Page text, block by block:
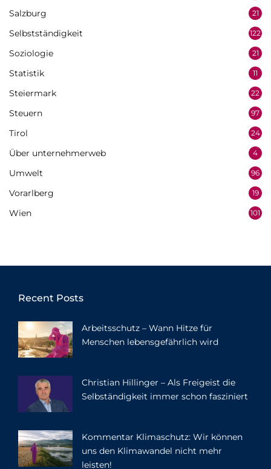
Salzburg 21
Selbstständigkeit 122
Soziologie 21
Statistik 11
Steiermark 22
Steuern 97
Tirol 24
Über unternehmerweb 4
Umwelt 96
Vorarlberg 19
Wien 101
Recent Posts
Arbeitsschutz – Wann Hitze für
Menschen lebensgefährlich wird
Christian Hillinger – Als Freigeist die
Selbständigkeit immer schon fasziniert
Kommentar Klimaschutz: Wir können
uns den Klimawandel nicht mehr
leisten!